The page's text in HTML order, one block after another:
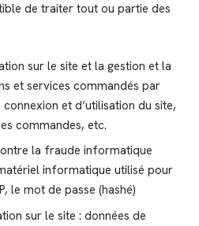
de traiter tout ou partie des
sur le site et la gestion et la
et services commandés par
et d’utilisation du site,
commandes, etc.
la fraude informatique
informatique utilisé pour
le mot de passe (hashé)
sur le site : données de